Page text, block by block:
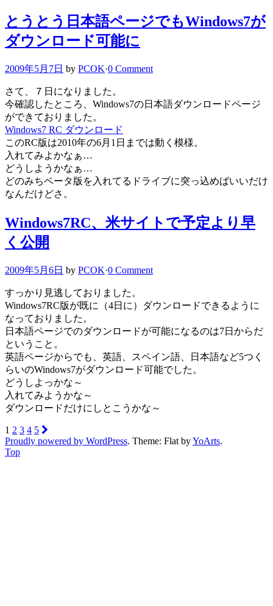
とうとう日本語ページでもWindows7が
ダウンロード可能に
2009年5月7日 by PCOK·0 Comment
さて、７日になりました。
今確認したところ、Windows7の日本語ダウンロードページ
ができておりました。
Windows7 RC ダウンロード
このRC版は2010年の6月1日までは動く模様。
入れてみよかなぁ…
どうしようかなぁ…
どのみちベータ版を入れてるドライブに突っ込めばいいだけ
なんだけどさ。
Windows7RC、米サイトで予定より早
く公開
2009年5月6日 by PCOK·0 Comment
すっかり見逃しておりました。
Windows7RC版が既に（4日に）ダウンロードできるように
なっておりました。
日本語ページでのダウンロードが可能になるのは7日からだ
ということ。
英語ページからでも、英語、スペイン語、日本語など5つく
らいのWindows7がダウンロード可能でした。
どうしよっかな～
入れてみようかな～
ダウンロードだけにしとこうかな～
1 2 3 4 5
Proudly powered by WordPress. Theme: Flat byYoArts.
Top